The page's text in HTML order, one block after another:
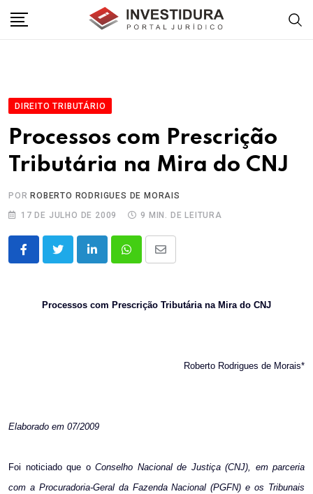
DIREITO TRIBUTÁRIO
Processos com Prescrição
Tributária na Mira do CNJ
POR ROBERTO RODRIGUES DE MORAIS
17 DE JULHO DE 2009
9 MIN. DE LEITURA
LinkedInWhatsappShare
Processos com Prescrição Tributária na Mira do CNJ
Roberto Rodrigues de Morais*
Elaborado em 07/2009
Foi noticiado que o Conselho Nacional de Justiça (CNJ), em parceria
com a Procuradoria-Geral da Fazenda Nacional (PGFN) e os Tribunais